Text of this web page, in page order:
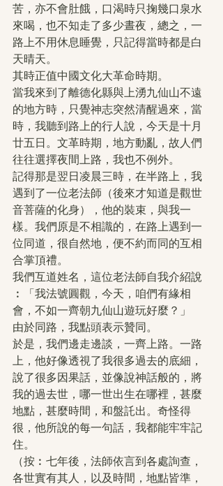
苦，亦不會肚餓，口渴時只掬幾口泉水
來喝，也不知走了多少晝夜，總之，一
路上不用休息睡覺，只記得當時都是白
天晴天。
其時正值中國文化大革命時期。
當我來到了離德化縣與上湧九仙山不遠
的地方時，只覺神志突然清醒過來，當
時，我聽到路上的行人說，今天是十月
廿五日。文革時期，地方動亂，故人們
往往選擇夜間上路，我也不例外。
記得那是翌日凌晨三時，在半路上，我
遇到了一位老法師（後來才知道是觀世
音菩薩的化身），他的裝束，與我一
樣。我們原是不相識的，在路上遇到一
位同道，很自然地，便不約而同的互相
合掌頂禮。
我們互道姓名，這位老法師自我介紹說
︰「我法號圓觀，今天，咱們有緣相
會，不如一齊朝九仙山遊玩好麼？」
由於同路，我點頭表示贊同。
於是，我們邊走邊談，一齊上路。一路
上，他好像透視了我很多過去的底細，
說了很多因果話，並像說神話般的，將
我的過去世，哪一世出生在哪裡，甚麼
地點，甚麼時間，和盤託出。奇怪得
很，他所說的每一句話，我都能牢牢記
住。
（按︰七年後，法師依言到各處詢查，
各世實有其人，以及時間，地點皆準，